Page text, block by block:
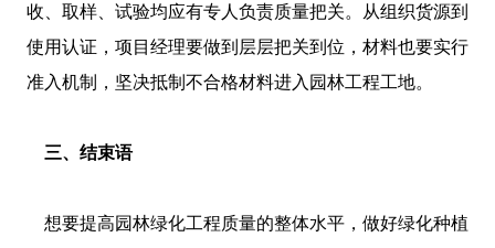
收、取样、试验均应有专人负责质量把关。从组织货源到
使用认证，项目经理要做到层层把关到位，材料也要实行
准入机制，坚决抵制不合格材料进入园林工程工地。
三、结束语
想要提高园林绿化工程质量的整体水平，做好绿化种植